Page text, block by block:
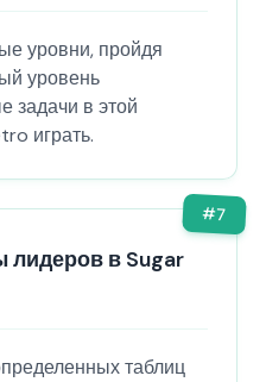
уровни, пройдя
уровень
задачи в этой
играть.
#7
лидеров в Sugar
таблиц